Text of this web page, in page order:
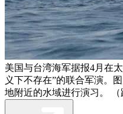
美国与台湾海军据报4月在
义下不存在”的联合军演。
地附近的水域进行演习。 （